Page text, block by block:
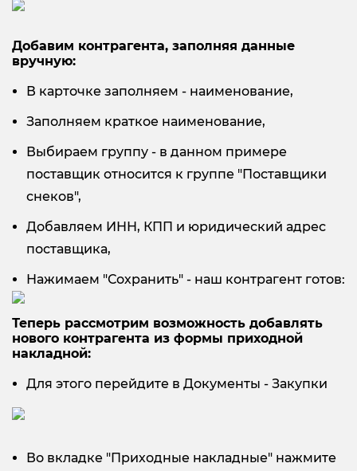
Добавим контрагента, заполняя данные
вручную:
В карточке заполняем - наименование,
Заполняем краткое наименование,
Выбираем группу - в данном примере
поставщик относится к группе "Поставщики
снеков",
Добавляем ИНН, КПП и юридический адрес
поставщика,
Нажимаем "Сохранить" - наш контрагент готов:
Теперь рассмотрим возможность добавлять
нового контрагента из формы приходной
накладной:
Для этого перейдите в Документы - Закупки
Во вкладке "Приходные накладные" нажмите